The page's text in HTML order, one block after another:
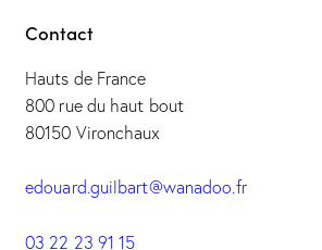
Contact
Hauts de France
800 rue du haut bout
80150 Vironchaux
edouard.guilbart@wanadoo.fr
03 22 23 91 15